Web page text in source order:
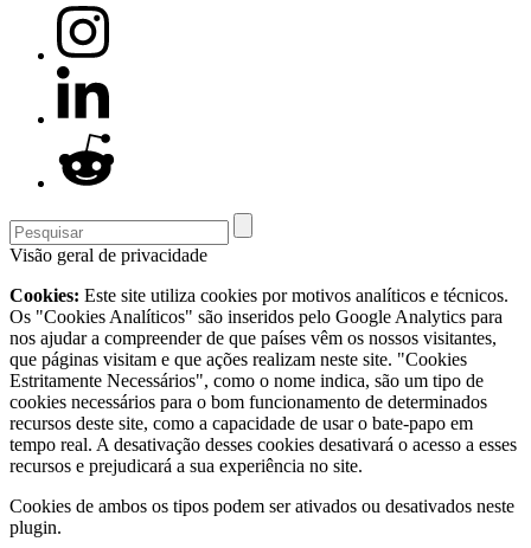
Visão geral de privacidade
Cookies: Este site utiliza cookies por motivos analíticos e técnicos.
Os "Cookies Analíticos" são inseridos pelo Google Analytics para
nos ajudar a compreender de que países vêm os nossos visitantes,
que páginas visitam e que ações realizam neste site. "Cookies
Estritamente Necessários", como o nome indica, são um tipo de
cookies necessários para o bom funcionamento de determinados
recursos deste site, como a capacidade de usar o bate-papo em
tempo real. A desativação desses cookies desativará o acesso a esses
recursos e prejudicará a sua experiência no site.
Cookies de ambos os tipos podem ser ativados ou desativados neste
plugin.